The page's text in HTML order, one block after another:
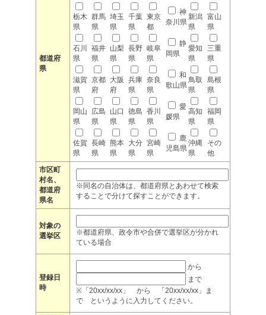
都道府
県
栃木
県
群馬
県
埼玉
県
千葉
県
東京
都
神
奈川県
新潟
県
富山
県
石川
県
福井
県
山梨
県
長野
県
岐阜
県
静
岡県
愛知
県
三重
県
滋賀
県
京都
府
大阪
府
兵庫
県
奈良
県
和
歌山県
鳥取
県
島根
県
岡山
県
広島
県
山口
県
徳島
県
香川
県
愛
媛県
高知
県
福岡
県
佐賀
県
長崎
県
熊本
県
大分
県
宮崎
県
鹿
児島県
沖縄
県
その
他
市区町
村名、
都道府
県名
※同名の自治体は、都道府県とあわせて検索
することで分けて探すことができます。
対象の
選挙区
※都道府県、政令市や合併で選挙区が分かれ
ている場合
登録日
時
から
まで
※「20xx/xx/xx」 から 「20xx/xx/xx」ま
で というように入力してください。